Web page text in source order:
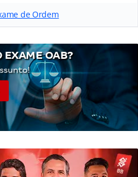
de Ordem
EXAME OAB?